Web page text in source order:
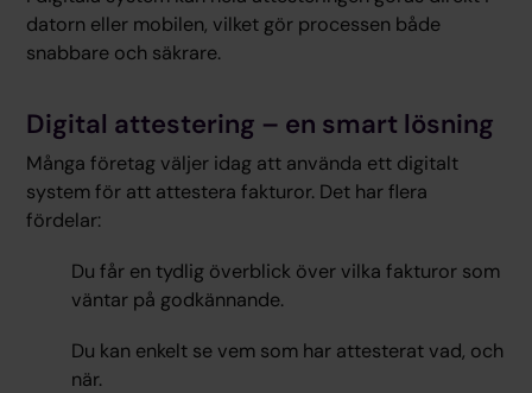
datorn eller mobilen, vilket gör processen både
snabbare och säkrare.
Digital attestering – en smart lösning
Många företag väljer idag att använda ett digitalt
system för att attestera fakturor. Det har flera
fördelar:
Du får en tydlig överblick över vilka fakturor som
väntar på godkännande.
Du kan enkelt se vem som har attesterat vad, och
när.